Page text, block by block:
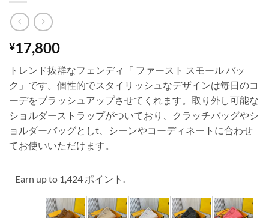
¥17,800
トレンド抜群なフェンディ「 ファースト スモール バッ
ク」です。個性的でスタイリッシュなデザインは毎日のコ
ーデをブラッシュアップさせてくれます。取り外し可能な
ショルダーストラップがついており、クラッチバッグやシ
ョルダーバッグとしt、シーンやコーディネートに合わせ
てお使いいただけます。
Earn up to 1,424 ポイント.